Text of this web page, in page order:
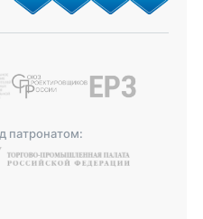
патронатом: